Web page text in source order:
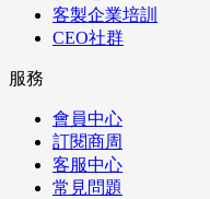
客製企業培訓
CEO社群
服務
會員中心
訂閱商周
客服中心
常見問題